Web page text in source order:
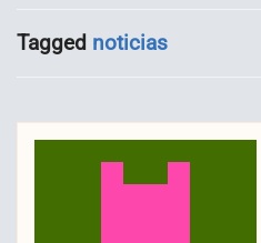
Tagged noticias